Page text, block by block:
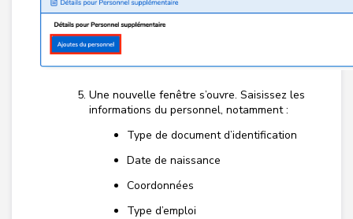
Une nouvelle fenêtre s’ouvre. Saisissez les
informations du personnel, notamment :
Type de document d’identification
Date de naissance
Coordonnées
Type d’emploi